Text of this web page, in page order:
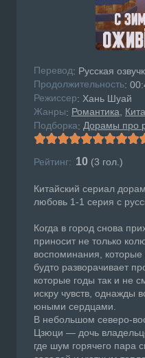
Перевод: Русская
Продолжительность:
Режисcер: Хань Шуай
Жанры: Романтика
Подборка: Дорамы про
Рейтинг: 10 (3 гол.)
Китайский сериал
любовь 1-1 серия с
Когда в город снова
приносит не только
воспоминания,
будто разворачивает
которые годы так и не
искру чувств, однажды
юными сердцами.
В небольшом северо-
Цзюци — дочь
где шум горячего пара